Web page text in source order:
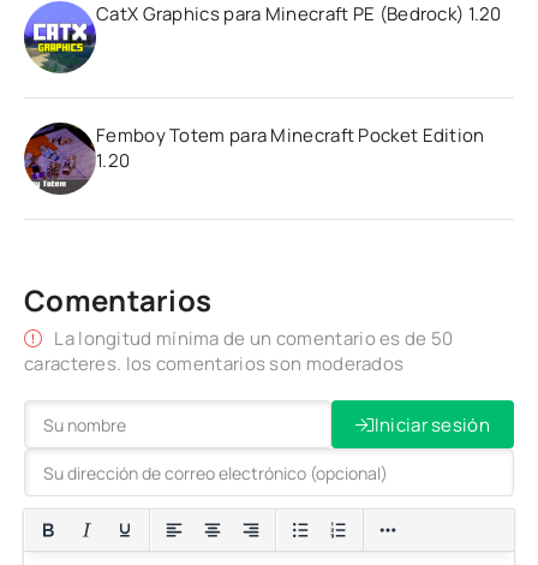
CatX Graphics para Minecraft PE (Bedrock) 1.20
Femboy Totem para Minecraft Pocket Edition
1.20
Comentarios
La longitud mínima de un comentario es de 50
caracteres. los comentarios son moderados
Iniciar sesión